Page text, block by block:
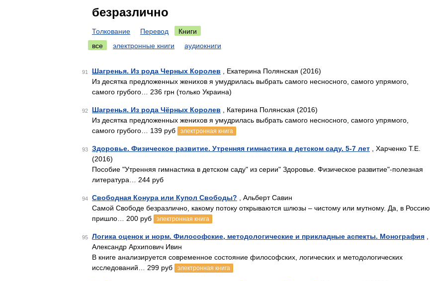
безразлично
Толкование Перевод
Книги
все
электронные книги аудиокниги
91 Шагренья. Из рода Черных Королев , Екатерина Полянская (2016)
Из десятка предложенных женихов я умудрилась выбрать самого несносного, самого упрямого,
самого грубого… 236 грн (только Украина)
92 Шагренья. Из рода Чёрных Королев , Катерина Полянская (2016)
Из десятка предложенных женихов я умудрилась выбрать самого несносного, самого упрямого,
самого грубого… 139 руб
электронная книга
93 Здоровье. Физическое развитие. Утренняя гимнастика в детском саду. 5-7 лет , Харченко Т.Е.
(2016)
Пособие "Утренняя гимнастика в детском саду" из серии" Здоровье. Физическое развитие"-полезная
литература… 244 руб
94 Свободная Конура или Купол Свободы? , Альберт Савин
Самой Свободе безразлично, какому потоку открываются шлюзы – чистому или мутному. Да, в Россию
пришло… 200 руб
электронная книга
95 Логика оценок и норм. Философские, методологические и прикладные аспекты. Монография
Александр Архипович Ивин
В книге анализируется современное состояние философских, логических и методологических
исследований… 299 руб
электронная книга